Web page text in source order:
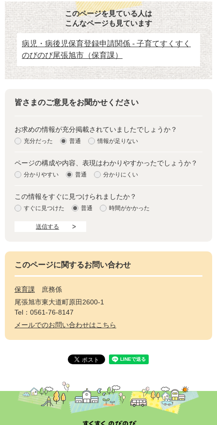
このページを見ている人は
こんなページも見ています
病児・病後児保育登録申請関係 - 子育てすくすく
のびのび尾張旭市（保育課）
皆さまのご意見をお聞かせください
お求めの情報が充分掲載されていましたでしょうか？
充分だった 普通 情報が足りない
ページの構成や内容、表現はわかりやすかったでしょうか？
分かりやすい 普通 分かりにくい
この情報をすぐに見つけられましたか？
すぐに見つけた 普通 時間がかかった
このページに関するお問い合わせ
保育課
庶務係
尾張旭市東大道町原田2600-1
Tel：0561-76-8147
メールでのお問い合わせはこちら